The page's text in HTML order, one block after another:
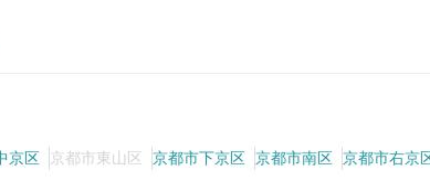
京区 京都市東山区 京都市下京区 京都市南区 京都市右京